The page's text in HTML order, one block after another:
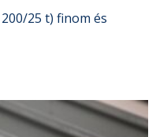
25 t) finom és